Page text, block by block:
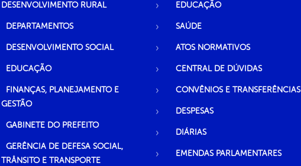
DESENVOLVIMENTO RURAL
DEPARTAMENTOS
DESENVOLVIMENTO SOCIAL
EDUCAÇÃO
FINANÇAS, PLANEJAMENTO E
GESTÃO
GABINETE DO PREFEITO
GERÊNCIA DE DEFESA SOCIAL,
TRÂNSITO E TRANSPORTE
EDUCAÇÃO
SAÚDE
ATOS NORMATIVOS
CENTRAL DE DÚVIDAS
CONVÊNIOS E TRANSFERÊNCIAS
DESPESAS
DIÁRIAS
EMENDAS PARLAMENTARES